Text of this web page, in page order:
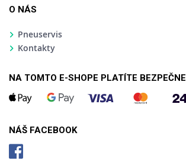
O NÁS
Pneuservis
Kontakty
NA TOMTO E-SHOPE PLATÍTE BEZPEČNE
NÁŠ FACEBOOK